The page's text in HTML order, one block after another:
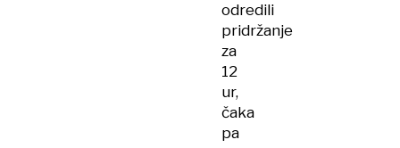
odredili
pridržanje
za
12
ur,
čaka
pa